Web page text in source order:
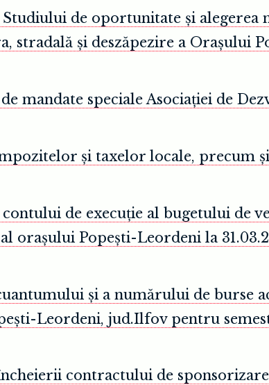
de oportunitate și alegerea
stradală și deszăpezire a Orașului
mandate speciale Asociației de
și taxelor locale, precum
de execuție al bugetului de
Popești-Leordeni la
și a numărului de burse
Leordeni, jud.Ilfov pentru
contractului de